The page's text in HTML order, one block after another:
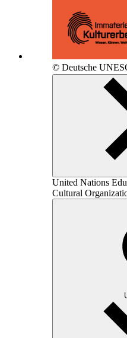
© Deutsche
United Nations
Cultural